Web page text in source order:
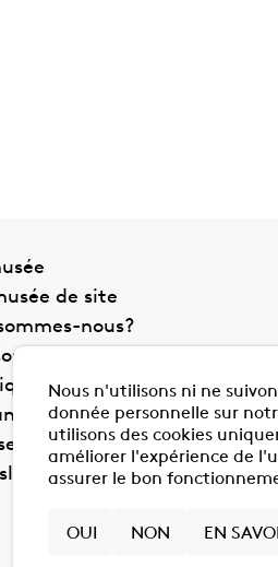
de site
nous?
du musée
de confidentialité
Nous n'utilisons ni ne
donnée personnelle sur
utilisons des cookies
améliorer l'expérience de
assurer le bon
OUI NON EN